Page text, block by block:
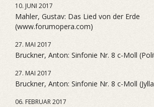
10. JUNI 2017
Mahler, Gustav: Das Lied von der Erde
(www.forumopera.com)
27. MAI 2017
Bruckner, Anton: Sinfonie Nr. 8 c-Moll
27. MAI 2017
Bruckner, Anton: Sinfonie Nr. 8 c-Moll
06. FEBRUAR 2017